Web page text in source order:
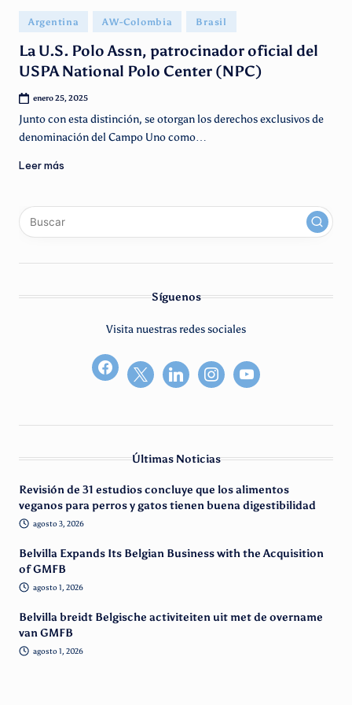
g
e
n
n
o
Publicado
en
Argentina AW-Colombia Brasil
La U.S. Polo Assn, patrocinador oficial del
USPA National Polo Center (NPC)
enero 25, 2025
Junto con esta distinción, se otorgan los derechos exclusivos de
denominación del Campo Uno como…
Leer más
Síguenos
Visita nuestras redes sociales
facebook2
Últimas Noticias
Revisión de 31 estudios concluye que los alimentos
veganos para perros y gatos tienen buena digestibilidad
agosto 3, 2026
Belvilla Expands Its Belgian Business with the Acquisition
of GMFB
agosto 1, 2026
Belvilla breidt Belgische activiteiten uit met de overname
van GMFB
agosto 1, 2026